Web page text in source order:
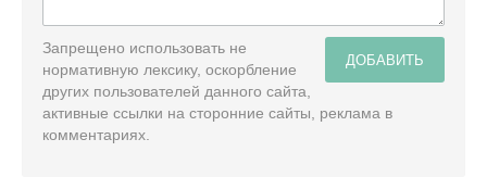
ДОБАВИТЬ
Запрещено использовать не
нормативную лексику, оскорбление
других пользователей данного сайта,
активные ссылки на сторонние сайты, реклама в
комментариях.